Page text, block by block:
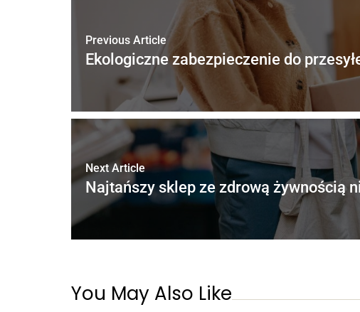
Previous Article
Ekologiczne zabezpieczenie do
Next Article
Najtańszy sklep ze zdrową żywnością
You May Also Like